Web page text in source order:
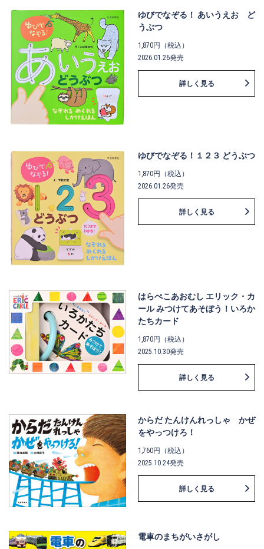
ゆびでなぞる！ あいうえお ど
うぶつ
1,870円（税込）
2026.01.26発売
詳しく見る
ゆびでなぞる！１２３ どうぶつ
1,870円（税込）
2026.01.26発売
詳しく見る
はらぺこあおむし エリック・カ
ール みつけてあそぼう！いろか
たちカード
1,870円（税込）
2025.10.30発売
詳しく見る
からだ たんけんれっしゃ かぜ
をやっつけろ！
1,760円（税込）
2025.10.24発売
詳しく見る
電車のまちがいさがし